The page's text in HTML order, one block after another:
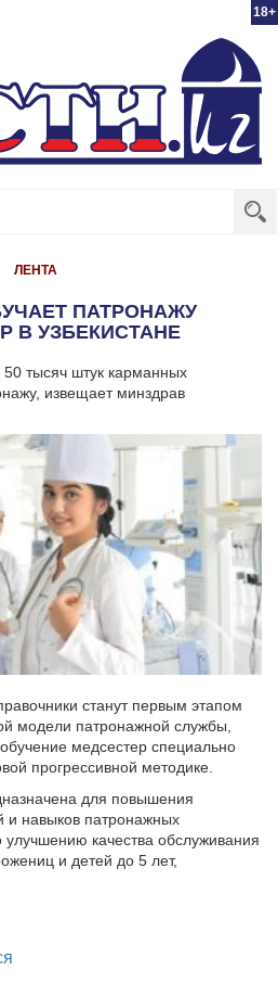
18+
ЛЕНТА
ПАТРОНАЖУ
В УЗБЕКИСТАНЕ
тысяч штук карманных
извещает минздрав
станут первым этапом
модели патронажной службы,
медсестер специально
прогрессивной методике.
для повышения
и навыков патронажных
улучшению качества обслуживания
и детей до 5 лет,